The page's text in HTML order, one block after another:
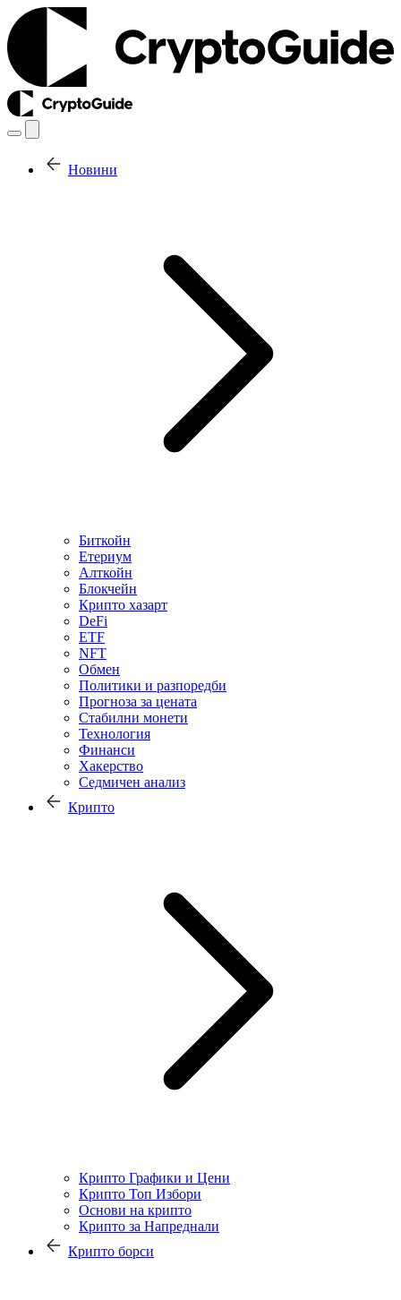
Новини
Биткойн
Етериум
Алткойн
Блокчейн
Крипто хазарт
DeFi
ETF
NFT
Обмен
Политики и разпоредби
Прогноза за цената
Стабилни монети
Технология
Финанси
Хакерство
Седмичен анализ
Крипто
Крипто Графики и Цени
Крипто Топ Избори
Основи на крипто
Крипто за Напреднали
Крипто борси